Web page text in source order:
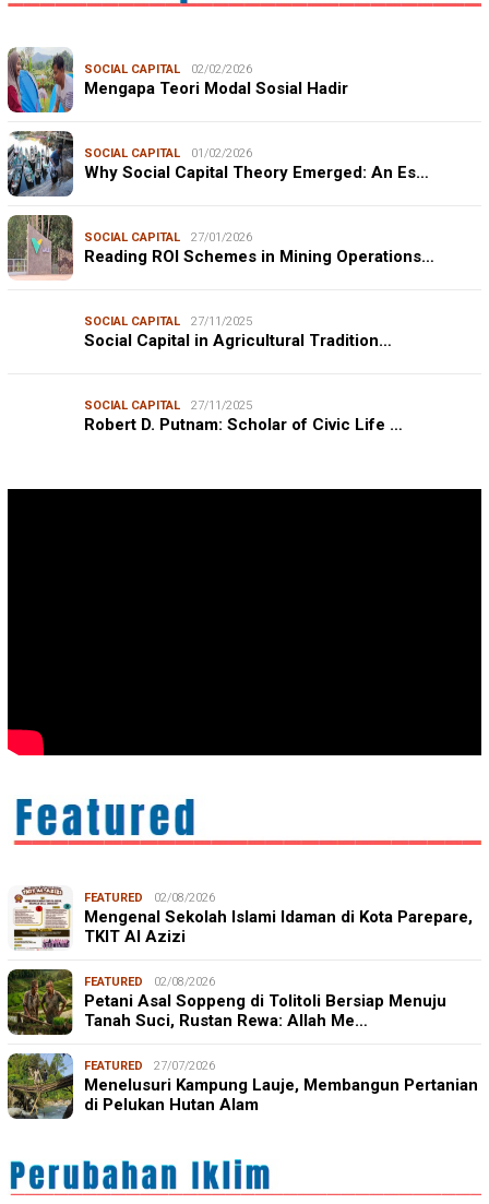
SOCIAL CAPITAL 02/02/2026
Mengapa Teori Modal Sosial Hadir
SOCIAL CAPITAL 01/02/2026
Why Social Capital Theory Emerged: An Es…
SOCIAL CAPITAL 27/01/2026
Reading ROI Schemes in Mining Operations…
SOCIAL CAPITAL 27/11/2025
Social Capital in Agricultural Tradition…
SOCIAL CAPITAL 27/11/2025
Robert D. Putnam: Scholar of Civic Life …
FEATURED 02/08/2026
Mengenal Sekolah Islami Idaman di Kota Parepare,
TKIT Al Azizi
FEATURED 02/08/2026
Petani Asal Soppeng di Tolitoli Bersiap Menuju
Tanah Suci, Rustan Rewa: Allah Me…
FEATURED 27/07/2026
Menelusuri Kampung Lauje, Membangun Pertanian
di Pelukan Hutan Alam